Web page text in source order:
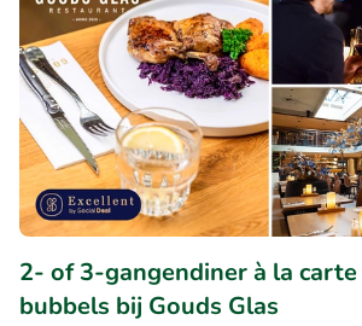
2- of 3-gangendiner à la
bubbels bij Gouds Glas